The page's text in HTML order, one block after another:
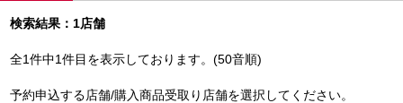
検索結果：1店舗
全1件中1件目を表示しております。(50音順)
予約申込する店舗/購入商品受取り店舗を選択してください。